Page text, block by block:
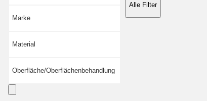
Marke
Material
Oberfläche/Oberflächenbehandlung
Alle Filter